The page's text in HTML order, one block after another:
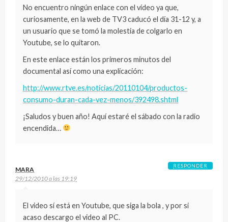
No encuentro ningún enlace con el vídeo ya que,
curiosamente, en la web de TV3 caducó el día 31-12 y, a
un usuario que se tomó la molestia de colgarlo en
Youtube, se lo quitaron.
En este enlace están los primeros minutos del
documental así como una explicación:
http://www.rtve.es/noticias/20110104/productos-
consumo-duran-cada-vez-menos/392498.shtml
¡Saludos y buen año! Aquí estaré el sábado con la radio
encendida…
MARA
29/12/2010 a las 19:19
El video sí está en Youtube, que siga la bola , y por si
acaso descargo el video al PC.
RESPONDER